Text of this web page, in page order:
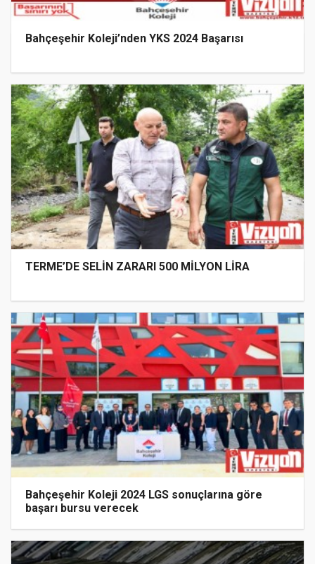
Bahçeşehir Koleji’nden YKS 2024 Başarısı
TERME’DE SELİN ZARARI 500 MİLYON LİRA
Bahçeşehir Koleji 2024 LGS sonuçlarına göre
başarı bursu verecek